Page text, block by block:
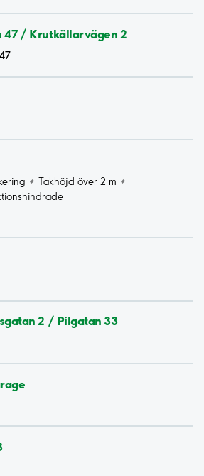
47 / Krutkällarvägen 2
Takhöjd över 2 m
2 / Pilgatan 33